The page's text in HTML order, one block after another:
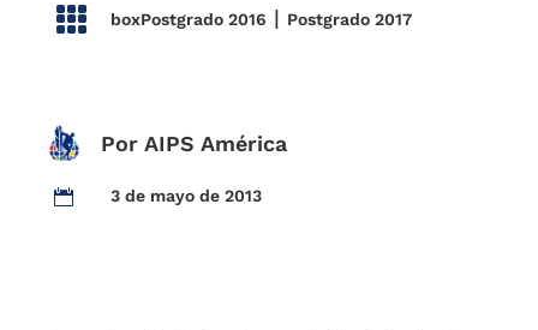
 boxPostgrado 2016 | Postgrado 2017
Por AIPS América
 3 de mayo de 2013